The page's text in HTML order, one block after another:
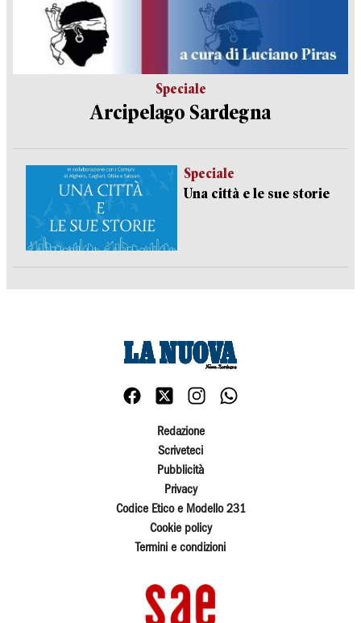
Speciale
Arcipelago Sardegna
Speciale
Una città e le sue storie
Redazione
Scriveteci
Pubblicità
Privacy
Codice Etico e Modello 231
Cookie policy
Termini e condizioni